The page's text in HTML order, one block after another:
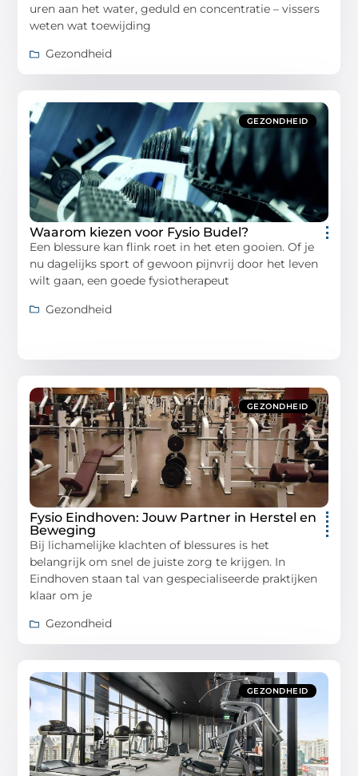
uren aan het water, geduld en concentratie – vissers
weten wat toewijding
Gezondheid
GEZONDHEID
Waarom kiezen voor Fysio Budel?
Een blessure kan flink roet in het eten gooien. Of je
nu dagelijks sport of gewoon pijnvrij door het leven
wilt gaan, een goede fysiotherapeut
Gezondheid
GEZONDHEID
Fysio Eindhoven: Jouw Partner in Herstel en
Beweging
Bij lichamelijke klachten of blessures is het
belangrijk om snel de juiste zorg te krijgen. In
Eindhoven staan tal van gespecialiseerde praktijken
klaar om je
Gezondheid
GEZONDHEID